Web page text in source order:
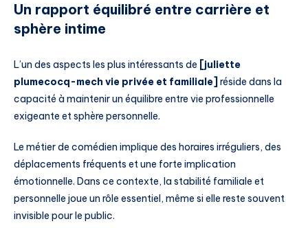
Un rapport équilibré entre carrière et
sphère intime
L’un des aspects les plus intéressants de [juliette
plumecocq-mech vie privée et familiale] réside dans la
capacité à maintenir un équilibre entre vie professionnelle
exigeante et sphère personnelle.
Le métier de comédien implique des horaires irréguliers, des
déplacements fréquents et une forte implication
émotionnelle. Dans ce contexte, la stabilité familiale et
personnelle joue un rôle essentiel, même si elle reste souvent
invisible pour le public.